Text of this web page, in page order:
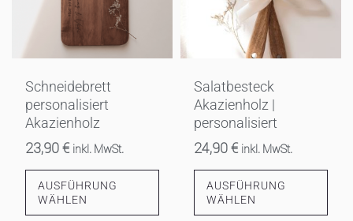
Schneidebrett
personalisiert
Akazienholz
23,90€ inkl. MwSt.
AUSFÜHRUNG
WÄHLEN
Salatbesteck
Akazienholz |
personalisiert
24,90€ inkl. MwSt.
AUSFÜHRUNG
WÄHLEN
auf
der
Produktseite
gewählt
werden